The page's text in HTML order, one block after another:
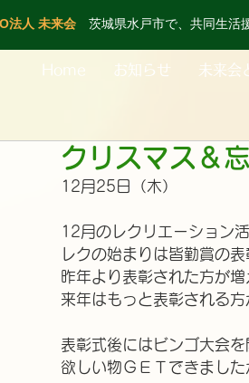
法人 未来会 茨城県水戸市で、共同生活
Home お知らせ 未来会
クリスマス＆
12月25日（木）
12月のレクリエーション
レクの始まりは皆勤賞の
昨年より表彰された方が増
来年はもっと表彰される
表彰式後にはビンゴ大会を
欲しい物ＧＥＴできました